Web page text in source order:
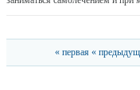
« первая «